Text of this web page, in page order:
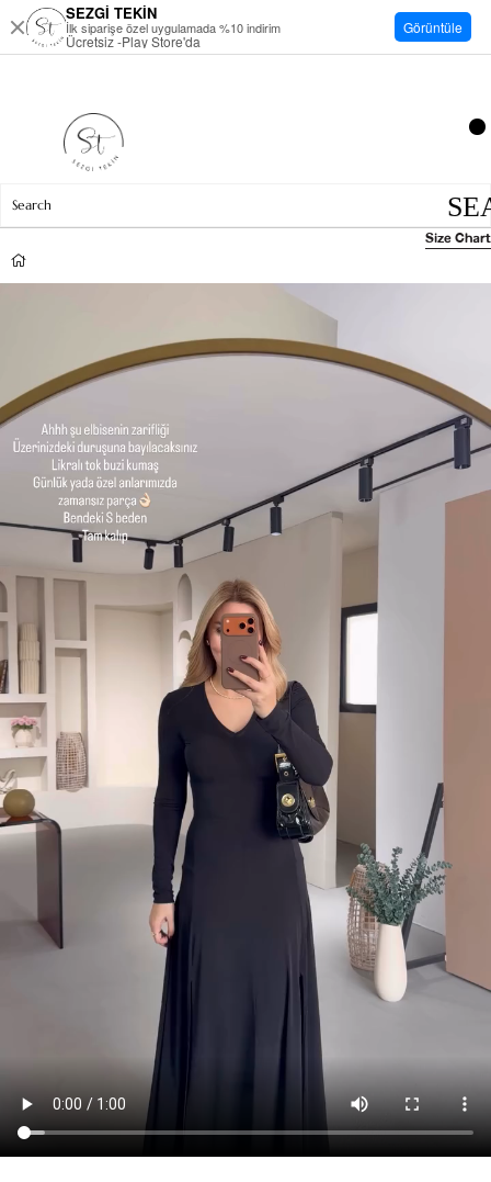
Size Chart
SEZGİ TEKİN
İlk siparişe özel uygulamada %10 indirim
Ücretsiz -Play Store'da
Görüntüle